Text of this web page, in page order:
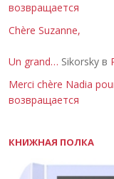
возвращается
Chère Suzanne,
Un grand… Sikorsky в
Merci chère Nadia
возвращается
КНИЖНАЯ ПОЛКА